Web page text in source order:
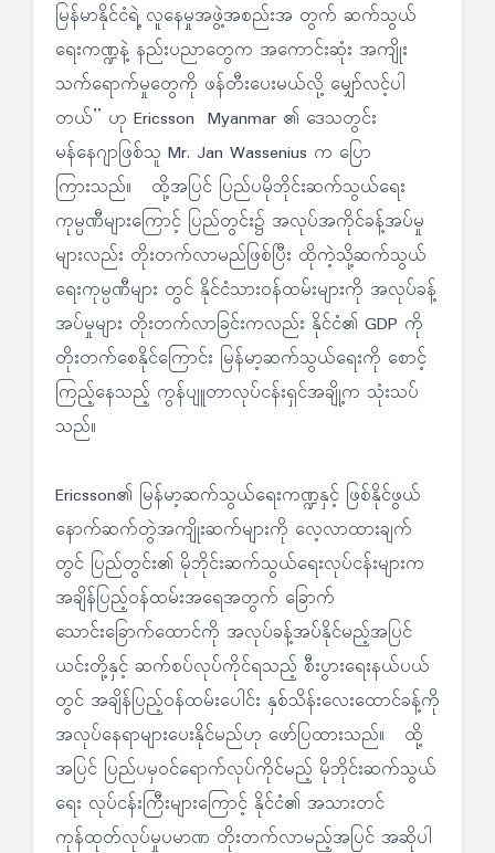
မြန်မာနိုင်ငံရဲ့ လူနေမှုအဖွဲ့အစည်းအ တွက် ဆက်သွယ်
ရေးကဏ္ဍနဲ့ နည်းပညာတွေက အကောင်းဆုံး အကျိုး
သက်ရောက်မှုတွေကို ဖန်တီးပေးမယ်လို့ မျှော်လင့်ပါ
တယ်” ဟု Ericsson Myanmar ၏ ဒေသတွင်း
မန်နေဂျာဖြစ်သူ Mr. Jan Wassenius က ပြော
ကြားသည်။ ထို့အပြင် ပြည်ပမိုဘိုင်းဆက်သွယ်ရေး
ကုမ္ပဏီများကြောင့် ပြည်တွင်း၌ အလုပ်အကိုင်ခန့်အပ်မှု
များလည်း တိုးတက်လာမည်ဖြစ်ပြီး ထိုကဲ့သို့ဆက်သွယ်
ရေးကုမ္ပဏီများ တွင် နိုင်ငံသားဝန်ထမ်းများကို အလုပ်ခန့်
အပ်မှုများ တိုးတက်လာခြင်းကလည်း နိုင်ငံ၏ GDP ကို
တိုးတက်စေနိုင်ကြောင်း မြန်မာ့ဆက်သွယ်ရေးကို စောင့်
ကြည့်နေသည့် ကွန်ပျူတာလုပ်ငန်းရှင်အချို့က သုံးသပ်
သည်။
Ericsson၏ မြန်မာ့ဆက်သွယ်ရေးကဏ္ဍနှင့် ဖြစ်နိုင်ဖွယ်
နောက်ဆက်တွဲအကျိုးဆက်များကို လေ့လာထားချက်
တွင် ပြည်တွင်း၏ မိုဘိုင်းဆက်သွယ်ရေးလုပ်ငန်းများက
အချိန်ပြည့်ဝန်ထမ်းအရေအတွက် ခြောက်
သောင်းခြောက်ထောင်ကို အလုပ်ခန့်အပ်နိုင်မည့်အပြင်
ယင်းတို့နှင့် ဆက်စပ်လုပ်ကိုင်ရသည့် စီးပွားရေးနယ်ပယ်
တွင် အချိန်ပြည့်ဝန်ထမ်းပေါင်း နှစ်သိန်းလေးထောင်ခန့်ကို
အလုပ်နေရာများပေးနိုင်မည်ဟု ဖော်ပြထားသည်။ ထို့
အပြင် ပြည်ပမှဝင်ရောက်လုပ်ကိုင်မည့် မိုဘိုင်းဆက်သွယ်
ရေး လုပ်ငန်းကြီးများကြောင့် နိုင်ငံ၏ အသားတင်
ကုန်ထုတ်လုပ်မှုပမာဏ တိုးတက်လာမည့်အပြင် အဆိုပါ